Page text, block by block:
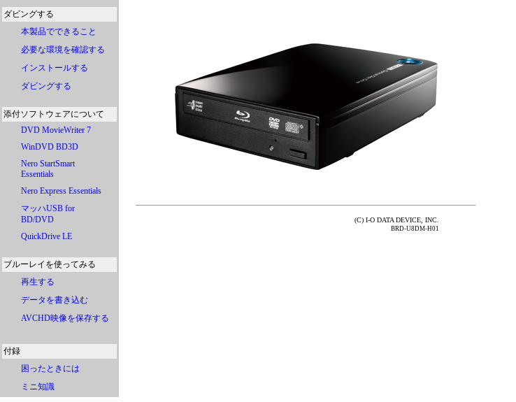
ダビングする
本製品でできること
必要な環境を確認する
インストールする
ダビングする
添付ソフトウェアについて
DVD MovieWriter 7
WinDVD BD3D
Nero StartSmart
Essentials
Nero Express Essentials
マッハUSB for
BD/DVD
QuickDrive LE
ブルーレイを使ってみる
再生する
データを書き込む
AVCHD映像を保存する
付録
困ったときには
ミニ知識
(C) I-O DATA DEVICE, INC.
BRD-U8DM-H01